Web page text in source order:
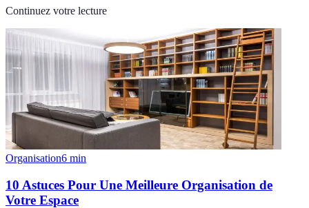
Continuez votre lecture
Organisation6 min
10 Astuces Pour Une Meilleure Organisation de
Votre Espace